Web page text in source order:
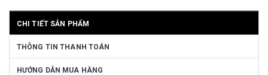
CHI TIẾT SẢN PHẨM
THÔNG TIN THANH TOÁN
HƯỚNG DẪN MUA HÀNG